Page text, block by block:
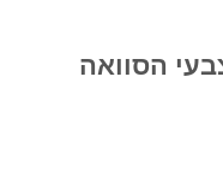
הסוואה